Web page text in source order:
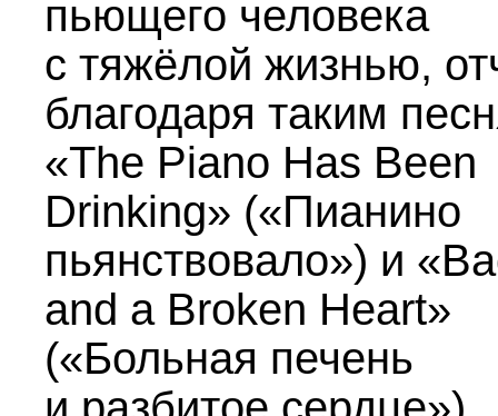
пьющего человека
с тяжёлой жизнью,
благодаря таким
«The Piano Has Been
Drinking» («Пианино
пьянствовало») и
and a Broken Heart»
(«Больная печень